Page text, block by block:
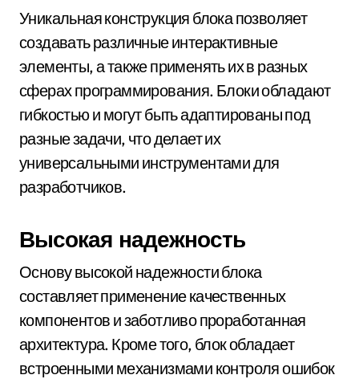
Уникальная конструкция блока позволяет
создавать различные интерактивные
элементы, а также применять их в разных
сферах программирования. Блоки обладают
гибкостью и могут быть адаптированы под
разные задачи, что делает их
универсальными инструментами для
разработчиков.
Высокая надежность
Основу высокой надежности блока
составляет применение качественных
компонентов и заботливо проработанная
архитектура. Кроме того, блок обладает
встроенными механизмами контроля ошибок